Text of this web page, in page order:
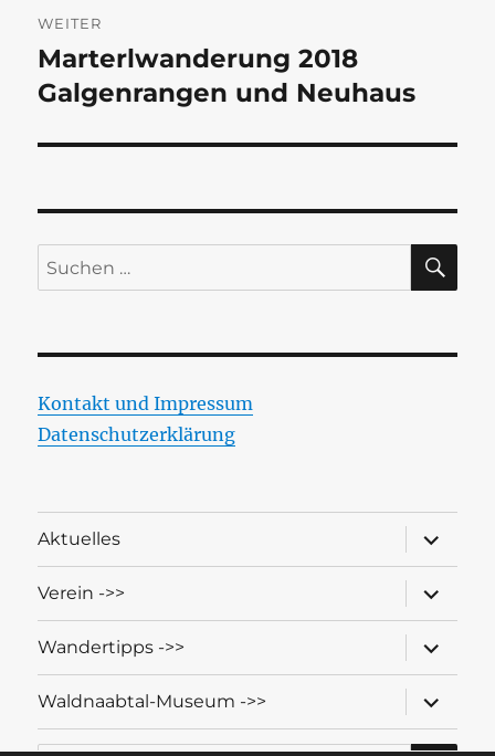
WEITER
Nächster
Beitrag:
Marterlwanderung 2018
Galgenrangen und Neuhaus
Suchen
nach:
Kontakt und Impressum
Datenschutzerklärung
Aktuelles
öffnen
Verein ->>
öffnen
Wandertipps ->>
öffnen
Waldnaabtal-Museum ->>
öffnen